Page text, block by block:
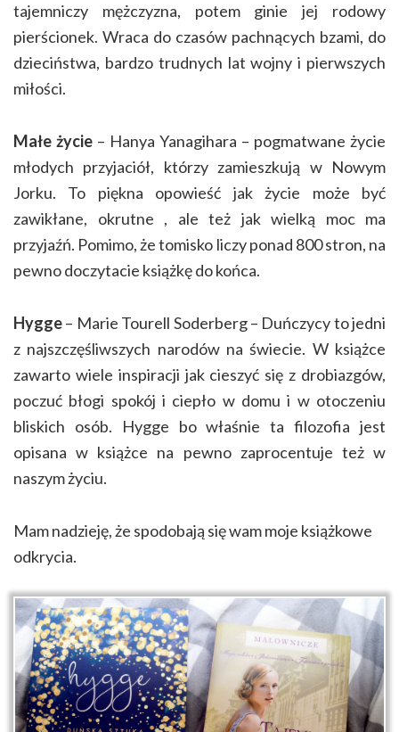
tajemniczy mężczyzna, potem ginie jej rodowy
pierścionek. Wraca do czasów pachnących bzami, do
dzieciństwa, bardzo trudnych lat wojny i pierwszych
miłości.
Małe życie – Hanya Yanagihara – pogmatwane życie
młodych przyjaciół, którzy zamieszkują w Nowym
Jorku. To piękna opowieść jak życie może być
zawikłane, okrutne , ale też jak wielką moc ma
przyjaźń. Pomimo, że tomisko liczy ponad 800 stron, na
pewno doczytacie książkę do końca.
Hygge– Marie Tourell Soderberg – Duńczycy to jedni
z najszczęśliwszych narodów na świecie. W książce
zawarto wiele inspiracji jak cieszyć się z drobiazgów,
poczuć błogi spokój i ciepło w domu i w otoczeniu
bliskich osób. Hygge bo właśnie ta filozofia jest
opisana w książce na pewno zaprocentuje też w
naszym życiu.
Mam nadzieję, że spodobają się wam moje książkowe
odkrycia.